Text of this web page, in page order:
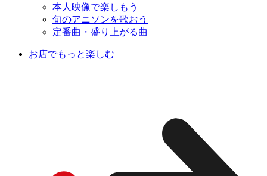
本人映像で楽しもう
旬のアニソンを歌おう
定番曲・盛り上がる曲
お店でもっと楽しむ